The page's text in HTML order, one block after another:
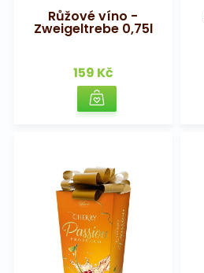
Růžové víno -
Zweigeltrebe 0,75l
159 Kč